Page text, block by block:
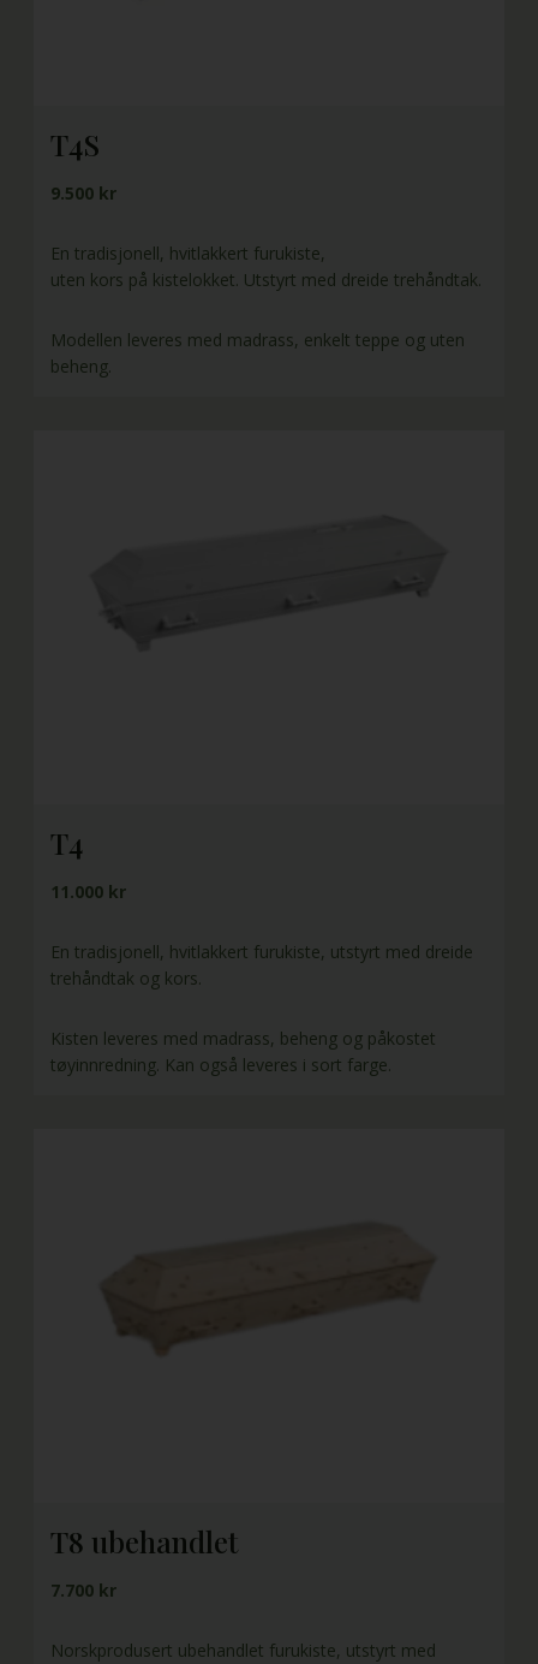
T4S
9.500 kr
En tradisjonell, hvitlakkert furukiste,
uten kors på kistelokket. Utstyrt med dreide trehåndtak.
Modellen leveres med madrass, enkelt teppe og uten
beheng.
T4
11.000 kr
En tradisjonell, hvitlakkert furukiste, utstyrt med dreide
trehåndtak og kors.
Kisten leveres med madrass, beheng og påkostet
tøyinnredning. Kan også leveres i sort farge.
T8 ubehandlet
7.700 kr
Norskprodusert ubehandlet furukiste, utstyrt med